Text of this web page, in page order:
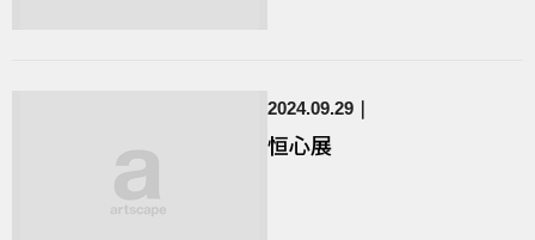
2024.09.29
恒心展